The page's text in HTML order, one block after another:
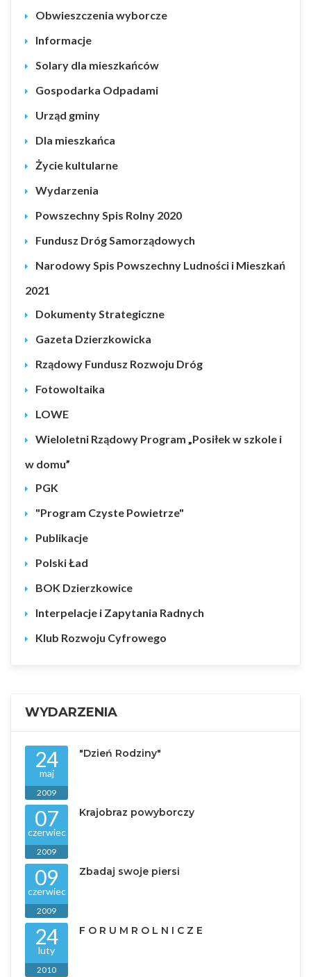
Obwieszczenia wyborcze
Informacje
Solary dla mieszkańców
Gospodarka Odpadami
Urząd gminy
Dla mieszkańca
Życie kultularne
Wydarzenia
Powszechny Spis Rolny 2020
Fundusz Dróg Samorządowych
Narodowy Spis Powszechny Ludności i Mieszkań
2021
Dokumenty Strategiczne
Gazeta Dzierzkowicka
Rządowy Fundusz Rozwoju Dróg
Fotowoltaika
LOWE
Wieloletni Rządowy Program „Posiłek w szkole i
w domu”
PGK
"Program Czyste Powietrze"
Publikacje
Polski Ład
BOK Dzierzkowice
Interpelacje i Zapytania Radnych
Klub Rozwoju Cyfrowego
WYDARZENIA
24
maj
2009
"Dzień Rodziny"
07
czerwiec
2009
Krajobraz powyborczy
09
czerwiec
2009
Zbadaj swoje piersi
24
luty
2010
F O R U M R O L N I C Z E